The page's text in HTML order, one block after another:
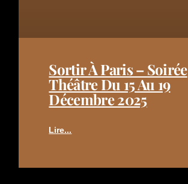
Sortir À Paris – Soirée
Théâtre Du 15 Au 19
Décembre 2025
Lire...